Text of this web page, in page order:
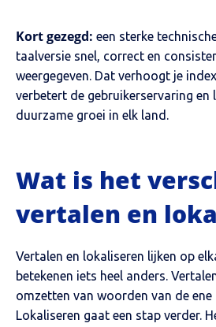
Kort gezegd: een sterke
taalversie snel, correct en
weergegeven. Dat verhoogt je
verbetert de gebruikerservaring en
duurzame groei in elk land.
Wat is het
vertalen en
Vertalen en lokaliseren lijken op
betekenen iets heel anders.
omzetten van woorden van de
Lokaliseren gaat een stap verder.